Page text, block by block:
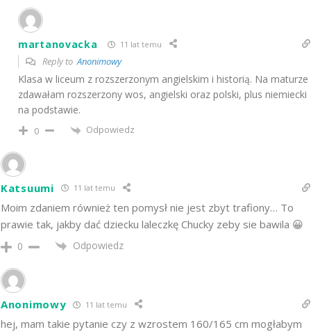
martanovacka 11 lat temu
Reply toAnonimowy
Klasa w liceum z rozszerzonym angielskim i historią. Na maturze
zdawałam rozszerzony wos, angielski oraz polski, plus niemiecki
na podstawie.
0 Odpowiedz
Katsuumi 11 lat temu
Moim zdaniem również ten pomysł nie jest zbyt trafiony… To
prawie tak, jakby dać dziecku laleczkę Chucky zeby sie bawila 😀
0 Odpowiedz
Anonimowy 11 lat temu
hej, mam takie pytanie czy z wzrostem 160/165 cm mogłabym